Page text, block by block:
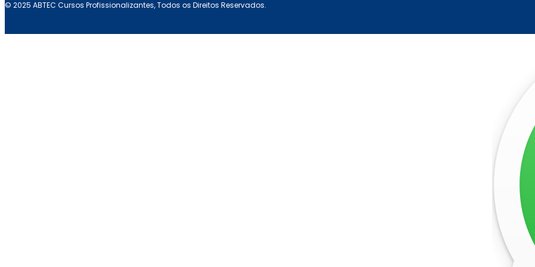
© 2025 ABTEC Cursos Profissionalizantes, Todos os Direitos Reservados.